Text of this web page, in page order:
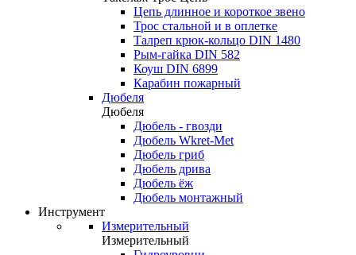
Цепь длинное и короткое звено
Трос стальной и в оплетке
Талреп крюк-кольцо DIN 1480
Рым-гайка DIN 582
Коуш DIN 6899
Карабин пожарный
Дюбеля
Дюбеля
Дюбель - гвозди
Дюбель Wkret-Met
Дюбель гриб
Дюбель дрива
Дюбель ёж
Дюбель монтажный
Инструмент
Измерительный
Измерительный